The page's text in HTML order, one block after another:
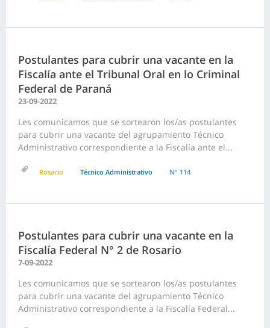
Postulantes para cubrir una vacante en la
Fiscalía ante el Tribunal Oral en lo Criminal
Federal de Paraná
23-09-2022
Les comunicamos que se sortearon los/as postulantes
para cubrir una vacante del agrupamiento Técnico
Administrativo correspondiente a la Fiscalía ante el...
Rosario Técnico Administrativo N° 114
Postulantes para cubrir una vacante en la
Fiscalía Federal N° 2 de Rosario
7-09-2022
Les comunicamos que se sortearon los/as postulantes
para cubrir una vacante del agrupamiento Técnico
Administrativo correspondiente a la Fiscalía Federal...